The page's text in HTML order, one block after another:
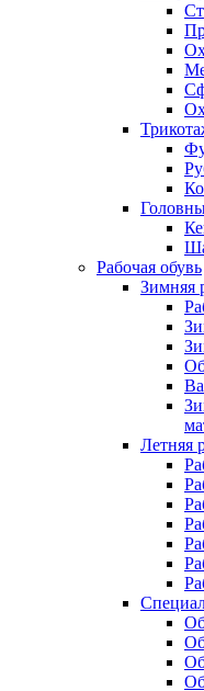
Рабочая обувь
Зимняя
Летняя